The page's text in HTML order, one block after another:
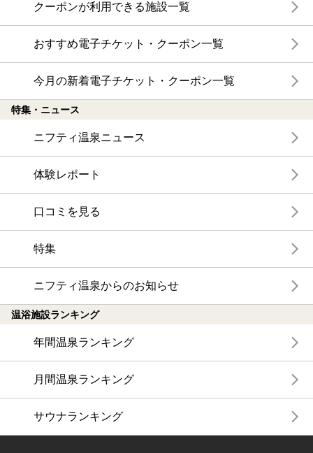
クーポンが利用できる施設一覧
おすすめ電子チケット・クーポン一覧
今月の新着電子チケット・クーポン一覧
特集・ニュース
ニフティ温泉ニュース
体験レポート
口コミを見る
特集
ニフティ温泉からのお知らせ
温浴施設ランキング
年間温泉ランキング
月間温泉ランキング
サウナランキング